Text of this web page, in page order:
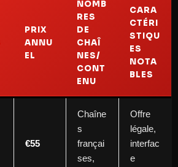
PRIX
ANNU
EL
NOMB
RES
DE
CHAÎ
NES/
CONT
ENU
CARA
CTÉRI
STIQU
ES
NOTA
BLES
€55
Chaîne
s
françai
ses,
Offre
légale,
interfac
e